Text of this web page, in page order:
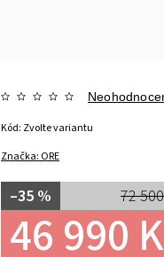
Značka: ORE
72
–35 %
46 990
Kód: Zvolte variantu